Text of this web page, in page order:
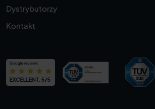
Dystrybutorzy
Kontakt